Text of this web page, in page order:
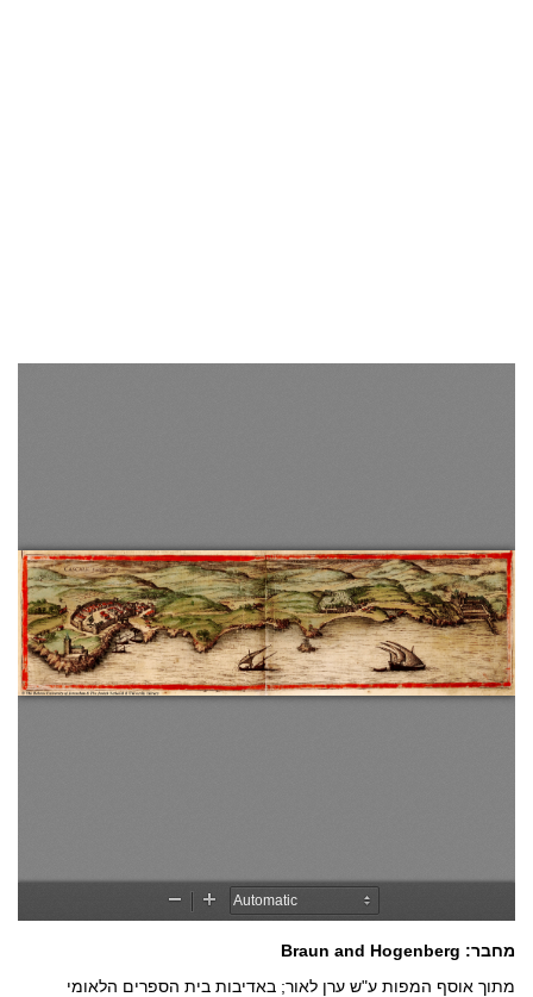
מחבר: Braun and Hogenberg
מתוך אוסף המפות ע"ש ערן לאור; באדיבות בית הספרים הלאומי